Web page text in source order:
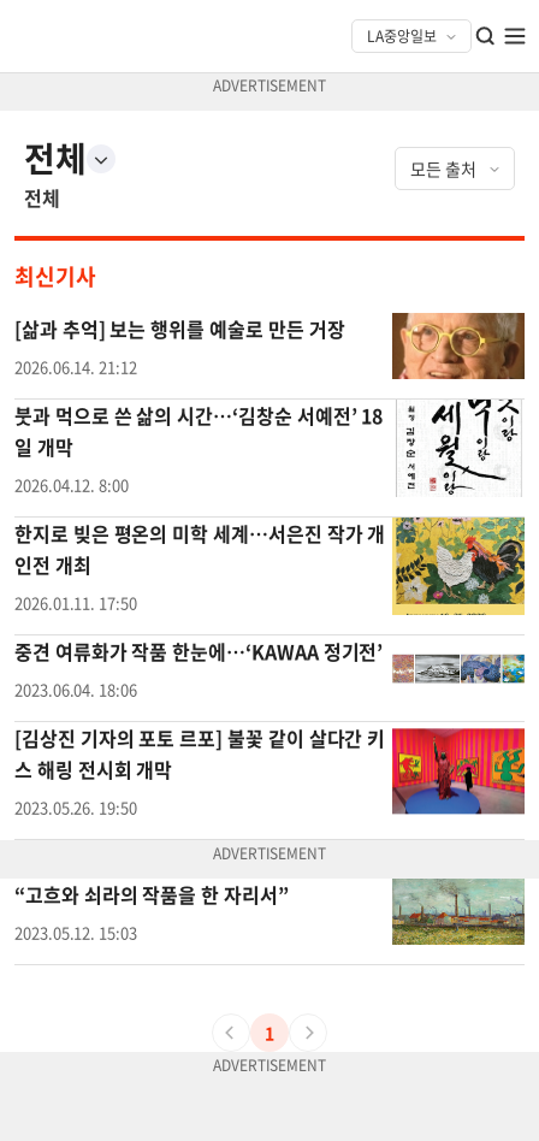
전체
전체
최신기사
[삶과 추억] 보는 행위를 예술로 만든 거장
2026.06.14. 21:12
붓과 먹으로 쓴 삶의 시간…‘김창순 서예전’ 18
일 개막
2026.04.12. 8:00
한지로 빚은 평온의 미학 세계…서은진 작가 개
인전 개최
2026.01.11. 17:50
중견 여류화가 작품 한눈에…‘KAWAA 정기전’
2023.06.04. 18:06
[김상진 기자의 포토 르포] 불꽃 같이 살다간 키
스 해링 전시회 개막
2023.05.26. 19:50
“고흐와 쇠라의 작품을 한 자리서”
2023.05.12. 15:03
1